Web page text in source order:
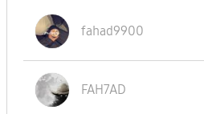
fahad9900
FAH7AD